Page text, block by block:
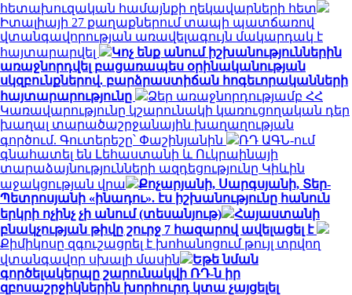
հետախուզական համայնքի ղեկավարների հետ
Իտալիայի 27 քաղաքներում տապի պատճառով
վտանգավորության առավելագույն մակարդակ է
հայտարարվել
Կոչ ենք անում իշխանություններին
առաջնորդվել բացառապես օրինականության
սկզբունքներով. բարձրաստիճան հոգեւորականների
հայտարարությունը
Ձեր առաջնորդությամբ ՀՀ
Կառավարությունը կշարունակի կառուցողական դեր
խաղալ տարածաշրջանային խաղաղության
գործում. Գուտերեշը՝ Փաշինյանին
ՌԴ ԱԳՆ-ում
գնահատել են Լեհաստանի և Ուկրաինայի
տարաձայնությունների ազդեցությունը Կիևին
աջակցության վրա
Քոչարյանի, Սարգսյանի, Տեր-
Պետրոսյանի «ինադու». էս իշխանությունը հանուն
երկրի ոչինչ չի անում (տեսանյութ)
Հայաստանի
բնակչության թիվը շուրջ 7 հազարով ավելացել է
Քիմիկոսը զգուշացրել է խոհանոցում թույլ տրվող
վտանգավոր սխալի մասին
Եթե նման
գործելակերպը շարունակվի ՌԴ-ն իր
զբոսաշրջիկներին խորհուրդ կտա չայցելել